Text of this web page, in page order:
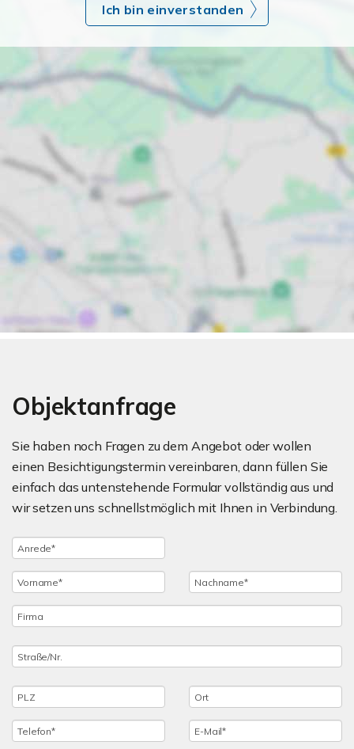
Ich bin einverstanden
Objektanfrage
Sie haben noch Fragen zu dem Angebot oder wollen
einen Besichtigungstermin vereinbaren, dann füllen Sie
einfach das untenstehende Formular vollständig aus und
wir setzen uns schnellstmöglich mit Ihnen in Verbindung.